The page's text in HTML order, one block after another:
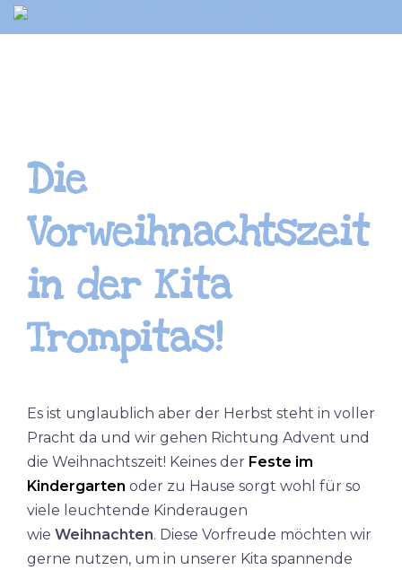
Springe
zum
Die
Vorweihnachtszeit
in der Kita
Trompitas!
Es ist unglaublich aber der Herbst steht in voller
Pracht da und wir gehen Richtung Advent und
die Weihnachtszeit! Keines der Feste im
Kindergarten oder zu Hause sorgt wohl für so
viele leuchtende Kinderaugen
wie Weihnachten. Diese Vorfreude möchten wir
gerne nutzen, um in unserer Kita spannende